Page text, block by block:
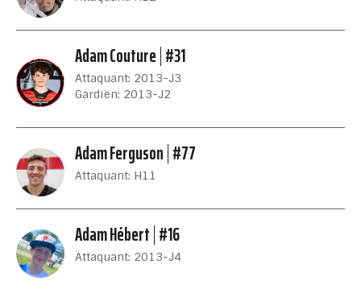
Adam Couture #31
Attaquant: 2013-J3
Gardien: 2013-J2
Adam Ferguson #77
Attaquant: H11
Adam Hébert #16
Attaquant: 2013-J4